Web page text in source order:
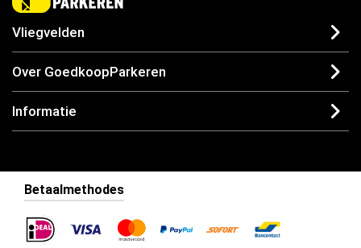
Vliegvelden
Over GoedkoopParkeren
Informatie
Betaalmethodes